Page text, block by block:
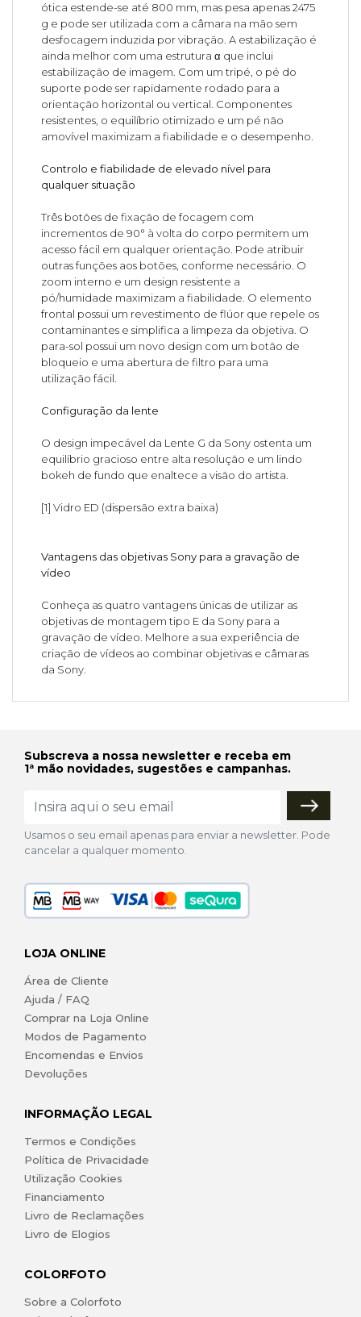
ótica estende-se até 800 mm, mas pesa apenas 2475
g e pode ser utilizada com a câmara na mão sem
desfocagem induzida por vibração. A estabilização é
ainda melhor com uma estrutura α que inclui
estabilização de imagem. Com um tripé, o pé do
suporte pode ser rapidamente rodado para a
orientação horizontal ou vertical. Componentes
resistentes, o equilíbrio otimizado e um pé não
amovível maximizam a fiabilidade e o desempenho.
Controlo e fiabilidade de elevado nível para
qualquer situação
Três botões de fixação de focagem com
incrementos de 90° à volta do corpo permitem um
acesso fácil em qualquer orientação. Pode atribuir
outras funções aos botões, conforme necessário. O
zoom interno e um design resistente a
pó/humidade maximizam a fiabilidade. O elemento
frontal possui um revestimento de flúor que repele os
contaminantes e simplifica a limpeza da objetiva. O
para-sol possui um novo design com um botão de
bloqueio e uma abertura de filtro para uma
utilização fácil.
Configuração da lente
O design impecável da Lente G da Sony ostenta um
equilíbrio gracioso entre alta resolução e um lindo
bokeh de fundo que enaltece a visão do artista.
[1] Vidro ED (dispersão extra baixa)
Vantagens das objetivas Sony para a gravação de
vídeo
Conheça as quatro vantagens únicas de utilizar as
objetivas de montagem tipo E da Sony para a
gravação de vídeo. Melhore a sua experiência de
criação de vídeos ao combinar objetivas e câmaras
da Sony.
Subscreva a nossa newsletter e receba em
1ª mão novidades, sugestões e campanhas.
Usamos o seu email apenas para enviar a newsletter. Pode
cancelar a qualquer momento.
LOJA ONLINE
Área de Cliente
Ajuda / FAQ
Comprar na Loja Online
Modos de Pagamento
Encomendas e Envios
Devoluções
INFORMAÇÃO LEGAL
Termos e Condições
Política de Privacidade
Utilização Cookies
Financiamento
Livro de Reclamações
Livro de Elogios
COLORFOTO
Sobre a Colorfoto